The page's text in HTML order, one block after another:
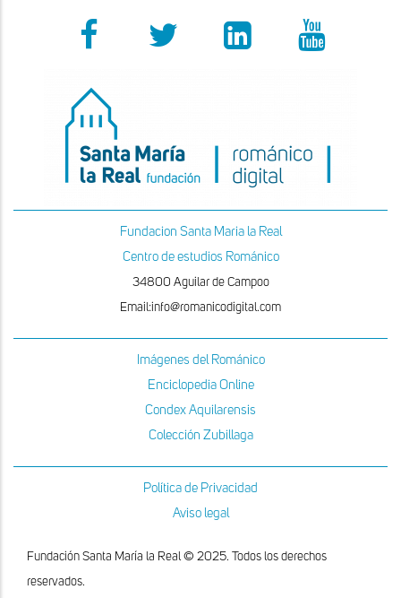
Fundacion Santa Maria la Real
Centro de estudios Románico
34800 Aguilar de Campoo
Email:info@romanicodigital.com
Imágenes del Románico
Enciclopedia Online
Condex Aquilarensis
Colección Zubillaga
Política de Privacidad
Aviso legal
Fundación Santa María la Real © 2025. Todos los derechos
reservados.